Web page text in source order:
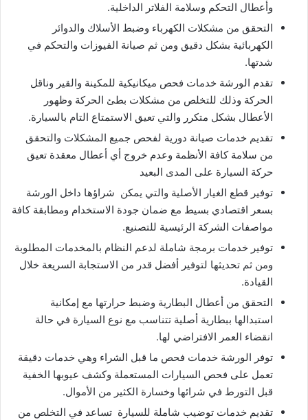
وأعطال التحكم وسلامة الفلاتر الداخلية.
التحقق من مشكلات الكهرباء وضبط الأسلاك والدوائر
الكهربائية بشكل دقيق ومن ثم صيانة الفيوزات والتحكم في
شدتها.
تقدم الورشة خدمات فحص ميكانيكية للمكينة والقير وناقل
الحركة وذلك للتخلص من مشكلات بطئ الحركة وظهور
الأعطال بشكل متكرر والتي تعيق الاستمتاع التام بالسيارة.
تقديم خدمات صيانة دورية لفحص جميع المشكلات والتحقق
من سلامة كافة الأنظمة وعدم خروج أي أعطال معقدة تعيق
حركة السيارة على المدى البعيد
توفير قطع الغيار الأصلية والتي يمكن شراؤها داخل الورشة
بسعر اقتصادي بسيط مع ضمان جودة الاستخدام ومطابقة كافة
مواصفات الشركة الرئيسية للتصنيع.
توفير خدمات برمجة شاملة لدعم النظام بالمخدمات المطلوبة
ومن ثم تحديثها لتوفير أفضل قدر من الاستجابة السريعة خلال
القيادة.
التحقق من أعطال البطارية وضبط حرارتها مع إمكانية
استبدالها ببطارية أصلية تتناسب مع نوع السيارة في حالة
انقضاء العمر الافتراضي لها.
توفر الورشة خدمات فحص ما قبل الشراء وهي خدمات دقيقة
تعمل على فحص السيارات المستعملة وكشف عيوبها الخفية
قبل التورط في شرائها وخسارة الكثير من الأموال.
تقديم خدمات توضيب شاملة للسيارة تساعد في التخلص من